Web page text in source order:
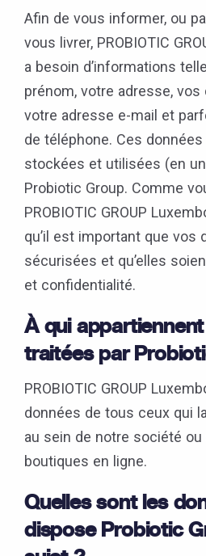
Afin de vous informer, ou
vous livrer, PROBIOTIC
a besoin d’informations
prénom, votre adresse,
votre adresse e-mail et
de téléphone. Ces
stockées et utilisées (en
Probiotic Group. Comme
PROBIOTIC GROUP
qu’il est important que vos
sécurisées et qu’elles
et confidentialité.
À qui
traitées par
PROBIOTIC GROUP
données de tous ceux qui
au sein de notre société ou
boutiques en ligne.
Quelles sont les
dispose Probiotic